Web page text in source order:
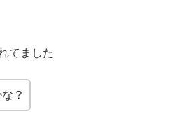
てました
？